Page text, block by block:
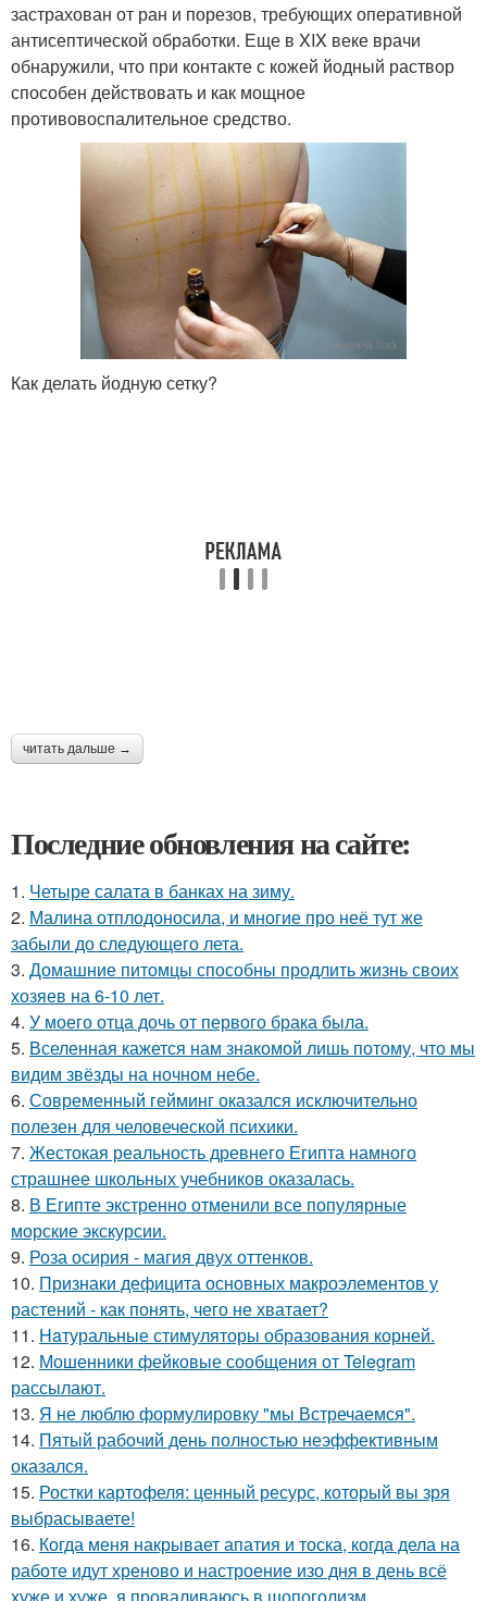
застрахован от ран и порезов, требующих оперативной
антисептической обработки. Еще в XIX веке врачи
обнаружили, что при контакте с кожей йодный раствор
способен действовать и как мощное
противовоспалительное средство.
Как делать йодную сетку?
читать дальше →
Последние обновления на сайте:
1. Четыре салата в банках на зиму.
2. Малина отплодоносила, и многие про неё тут же
забыли до следующего лета.
3. Домашние питомцы способны продлить жизнь своих
хозяев на 6-10 лет.
4. У моего отца дочь от первого брака была.
5. Вселенная кажется нам знакомой лишь потому, что мы
видим звёзды на ночном небе.
6. Современный гейминг оказался исключительно
полезен для человеческой психики.
7. Жестокая реальность древнего Египта намного
страшнее школьных учебников оказалась.
8. В Египте экстренно отменили все популярные
морские экскурсии.
9. Роза осирия - магия двух оттенков.
10. Признаки дефицита основных макроэлементов у
растений - как понять, чего не хватает?
11. Haтуральные стимуляторы образования корней.
12. Мошенники фейковые сообщения от Telegram
рассылают.
13. Я не люблю формулировку "мы Встречаемся".
14. Пятый рабочий день полностью неэффективным
оказался.
15. Ростки картофеля: ценный ресурс, который вы зря
выбрасываете!
16. Когда меня накрывает апатия и тоска, когда дела на
работе идут хреново и настроение изо дня в день всё